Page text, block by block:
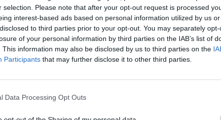
selection. Please note that after your opt-out request is processed
interest-based ads based on personal information utilized by us
to third parties prior to your opt-out. You may separately
of your personal information by third parties on the IAB’s list of
This information may also be disclosed by us to third parties on the
Participants that may further disclose it to other third parties.
Data Processing Opt Outs
Online, η Google έχει επισκεφθεί
και έχει συνεργαστεί με πάνω από 40
σε όλη τη χώρα. Μέχρι σήμερα έχουν
Έλληνες, τόσο στελέχη μικρομεσαίων
επαγγελματίες του τουρισμού. Η
του Υπουργείου Τουρισμού και της
ενώ αποτελεί μέλος της "Εθνικής
την Απασχόληση".